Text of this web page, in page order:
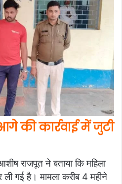
की कार्रवाई में जुटी
आशीष राजपूत ने बताया कि महिला
गई है। मामला करीब 4 महीने